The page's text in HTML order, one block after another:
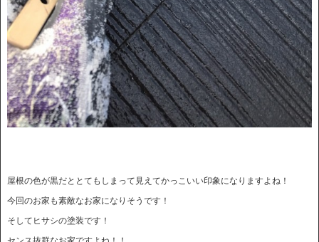
屋根の色が黒だととてもしまって見えてかっこいい印象になりますよね！
今回のお家も素敵なお家になりそうです！
そしてヒサシの塗装です！